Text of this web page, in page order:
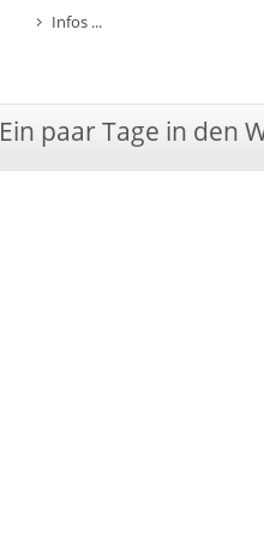
Infos ...
Ein paar Tage in den